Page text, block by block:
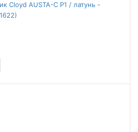
Cloyd AUSTA-C P1 / латунь -